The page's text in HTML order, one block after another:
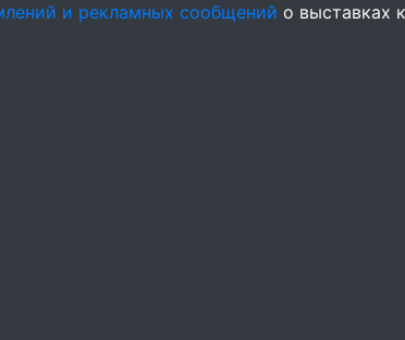
и рекламных сообщений о выставках